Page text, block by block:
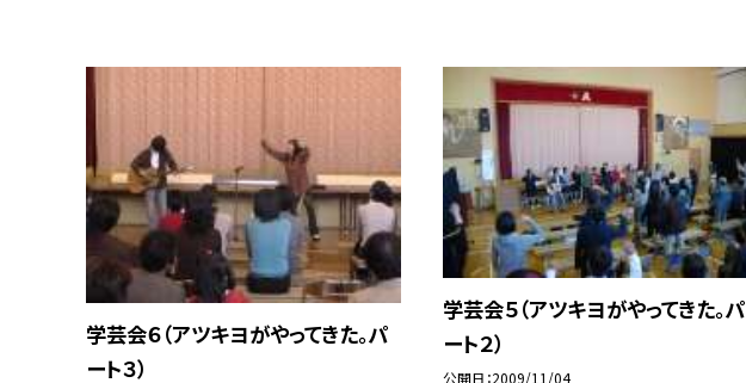
学芸会６（アツキヨがやってきた。パ
ート３）
学芸会５（アツキヨがやってきた。パ
ート２）
公開日 2009/11/04